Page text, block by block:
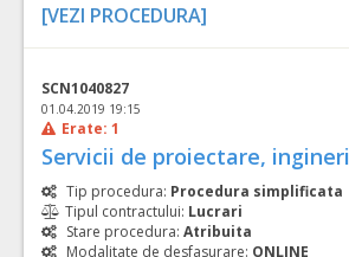
[VEZI PROCEDURA]
SCN1040827
01.04.2019 19:15
Erate: 1
Tip procedura: Procedura simplificata
Tipul contractului: Lucrari
Stare procedura: Atribuita
Modalitate de desfasurare: ONLINE